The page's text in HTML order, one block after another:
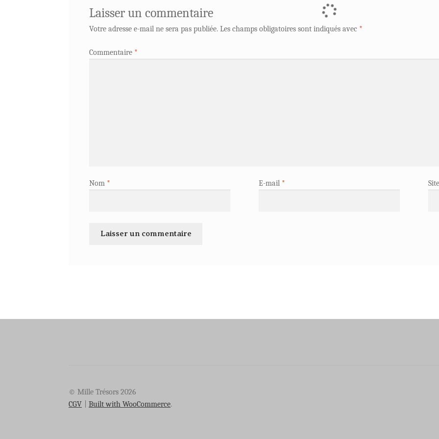
Laisser un commentaire
Votre adresse e-mail ne sera pas publiée. Les champs obligatoires sont indiqués avec *
Commentaire *
Nom * E-mail *
© Mille Trésors 2026
CGV
Built with WooCommerce.